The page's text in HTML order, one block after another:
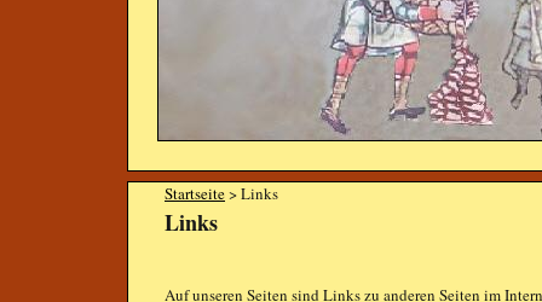
Startseite> Links
Links
Auf unseren Seiten sind Links zu anderen Seiten im